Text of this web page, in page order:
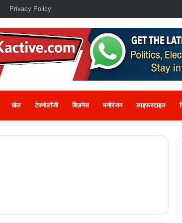
Privacy Policy
खेल टेक्नोलॉजी बिज़नेस मनोरंजन लाइफस्टाइल